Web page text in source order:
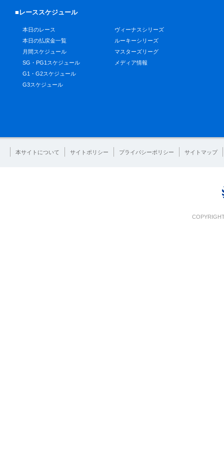
■レーススケジュール
本日のレース
本日の払戻金一覧
月間スケジュール
SG・PG1スケジュール
G1・G2スケジュール
G3スケジュール
ヴィーナスシリーズ
ルーキーシリーズ
マスターズリーグ
メディア情報
本サイトについて サイトポリシー プライバシーポリシー サイトマップ